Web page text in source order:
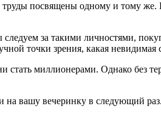
посвящены одному и тому
за такими личностями,
точки зрения, какая
миллионерами. Однако без
на вашу вечеринку в следующий